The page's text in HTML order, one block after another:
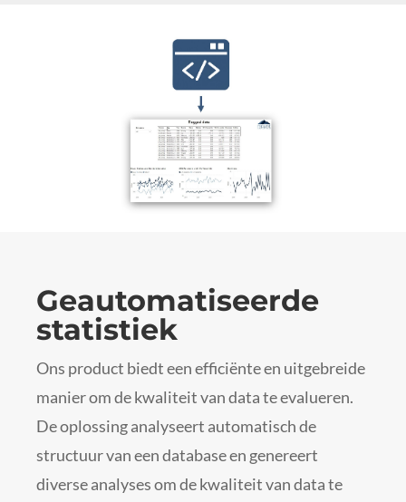
Geautomatiseerde
statistiek
Ons product biedt een efficiënte en uitgebreide
manier om de kwaliteit van data te evalueren.
De oplossing analyseert automatisch de
structuur van een database en genereert
diverse analyses om de kwaliteit van data te